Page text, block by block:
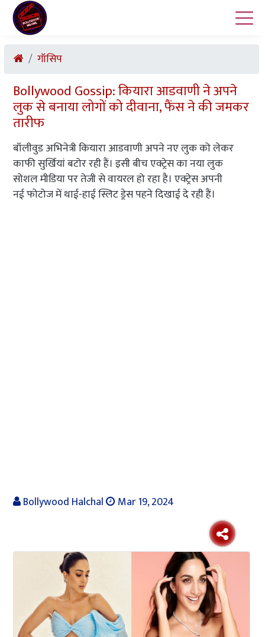
गॉसिप
Bollywood Gossip: कियारा आडवाणी ने अपने
लुक से बनाया लोगों को दीवाना, फैंस ने की जमकर
तारीफ
बॉलीवुड अभिनेत्री कियारा आडवाणी अपने नए लुक को लेकर
काफी सुर्खियां बटोर रही हैं। इसी बीच एक्ट्रेस का नया लुक
सोशल मीडिया पर तेजी से वायरल हो रहा है। एक्ट्रेस अपनी
नई फोटोज में थाई-हाई स्लिट ड्रेस पहने दिखाई दे रही हैं।
Bollywood Halchal Mar 19, 2024